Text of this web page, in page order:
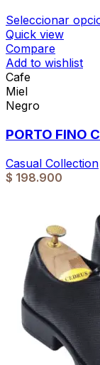
Seleccionar
Quick view
Compare
Add to wishlist
Cafe
Miel
Negro
PORTO FINO
Casual Collection
$ 198.900